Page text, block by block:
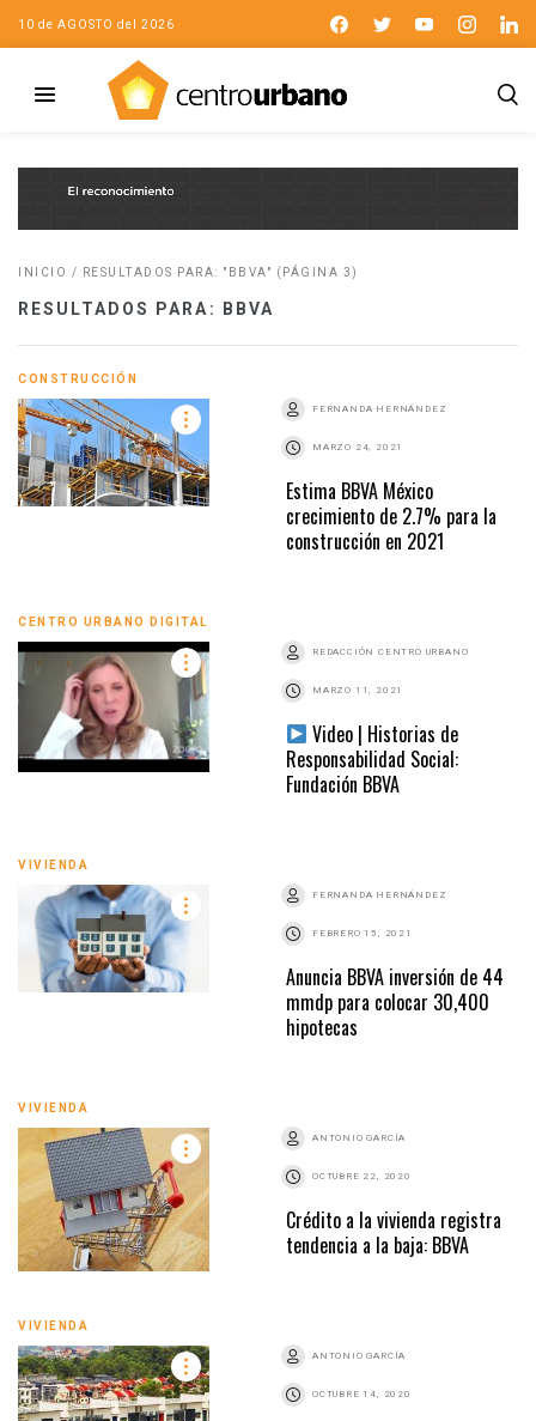
10 de AGOSTO del 2026
INICIO / RESULTADOS PARA: "BBVA" (PÁGINA 3)
RESULTADOS PARA: BBVA
CONSTRUCCIÓN
FERNANDA HERNÁNDEZ
MARZO 24, 2021
Estima BBVA México
crecimiento de 2.7% para la
construcción en 2021
CENTRO URBANO DIGITAL
REDACCIÓN CENTRO URBANO
MARZO 11, 2021
Video | Historias de
Responsabilidad Social:
Fundación BBVA
VIVIENDA
FERNANDA HERNÁNDEZ
FEBRERO 15, 2021
Anuncia BBVA inversión de 44
mmdp para colocar 30,400
hipotecas
VIVIENDA
ANTONIO GARCÍA
OCTUBRE 22, 2020
Crédito a la vivienda registra
tendencia a la baja: BBVA
VIVIENDA
ANTONIO GARCÍA
OCTUBRE 14, 2020